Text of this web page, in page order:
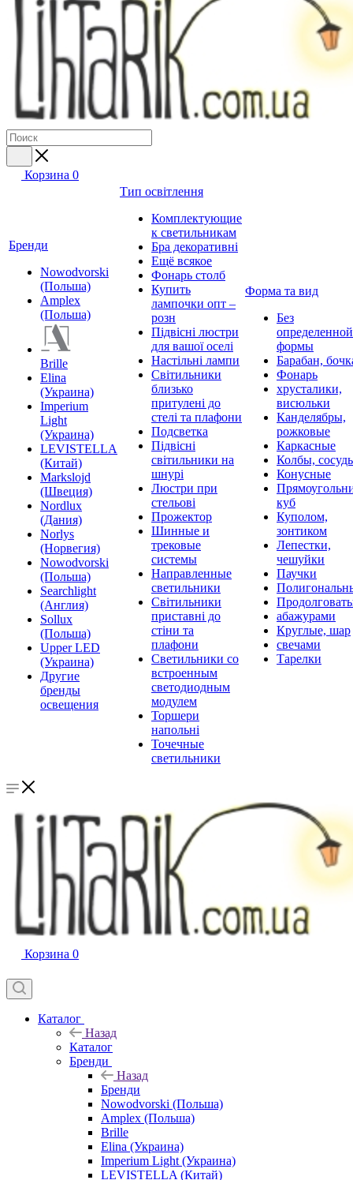
Корзина 0
Бренди
Nowodvorski
(Польша)
Amplex
(Польша)
Brille
Elina
(Украина)
Imperium
Light
(Украина)
LEVISTELLA
(Китай)
Markslojd
(Швеция)
Nordlux
(Дания)
Norlys
(Норвегия)
Nowodvorski
(Польша)
Searchlight
(Англия)
Sollux
(Польша)
Upper LED
(Украина)
Другие
бренды
освещения
Тип освітлення
Комплектующие
к светильникам
Бра декоративні
Ещё всякое
Фонарь столб
Купить
лампочки опт –
розн
Підвісні люстри
для вашої оселі
Настільні лампи
Світильники
близько
притулені до
стелі та плафони
Подсветка
Підвісні
світильники на
шнурі
Люстри при
стельові
Прожектор
Шинные и
трековые
системы
Направленные
светильники
Світильники
приставні до
стіни та
плафони
Светильники со
встроенным
светодиодным
модулем
Торшери
напольні
Точечные
светильники
Форма та вид
Без
определенной
формы
Барабан,
Фонарь
хрусталики,
висюльки
Канделябры,
рожковые
Каркасные
Колбы,
Конусные
куб
Куполом,
зонтиком
Лепестки,
чешуйки
Паучки
абажурами
Круглые, шар
свечами
Тарелки
Корзина 0
Каталог
Назад
Каталог
Бренди
Назад
Бренди
Nowodvorski (Польша)
Amplex (Польша)
Brille
Elina (Украина)
Imperium Light (Украина)
LEVISTELLA (Китай)